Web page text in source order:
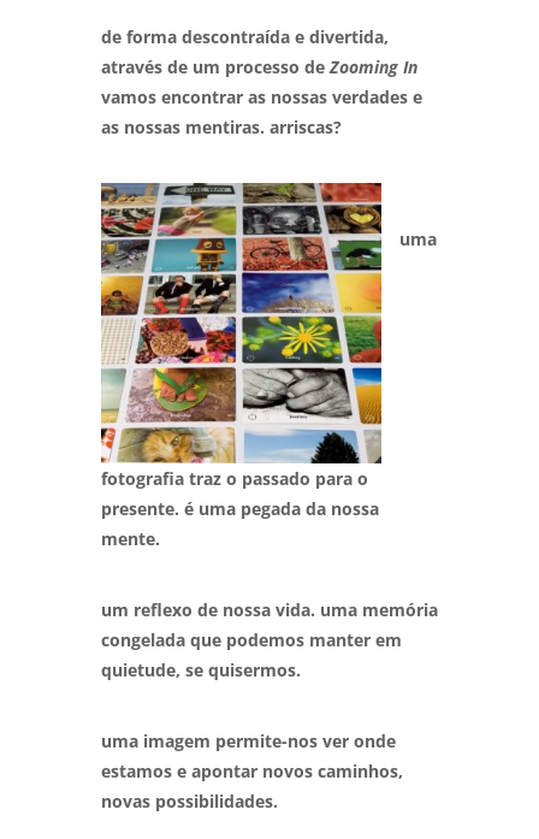
de forma descontraída e divertida,
através de um processo deZooming In
vamos encontrar as nossas verdades e
as nossas mentiras. arriscas?
uma
fotografia traz o passado para o
presente. é uma pegada da nossa
mente.
um reflexo de nossa vida. uma memória
congelada que podemos manter em
quietude, se quisermos.
uma imagem permite-nos ver onde
estamos e apontar novos caminhos,
novas possibilidades.